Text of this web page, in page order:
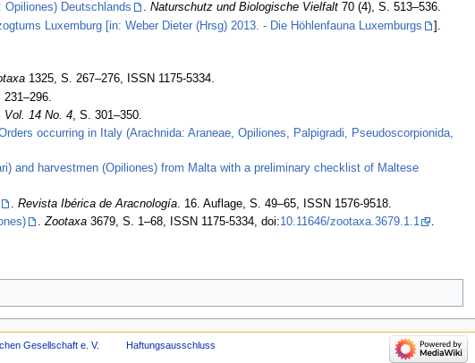
Opiliones) Deutschlands . Naturschutz und Biologische Vielfalt70 (4), S. 513–536.
Luxemburg [in: Weber Dieter (Hrsg) 2013. - Die Höhlenfauna Luxemburgs
].
1325, S. 267–276, ISSN 1175-5334.
Vol. 14 No. 4, S. 301–350.
occurring in Italy (Arachnida: Araneae, Opiliones, Palpigradi, Pseudoscorpionida,
and harvestmen (Opiliones) from Malta with a preliminary checklist of Maltese
Revista Ibérica de Aracnología. 16. Auflage, S. 49–65, ISSN 1576-9518.
.Zootaxa3679, S. 1–68, ISSN 1175-5334, doi:10.11646/zootaxa.3679.1.1
.
Gesellschaft e. V. Haftungsausschluss